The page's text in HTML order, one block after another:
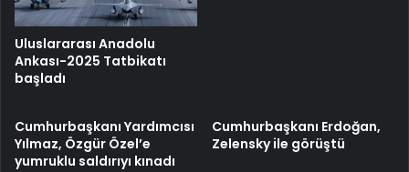
Uluslararası Anadolu
Ankası-2025 Tatbikatı
başladı
Cumhurbaşkanı Yardımcısı
Yılmaz, Özgür Özel’e
yumruklu saldırıyı kınadı
Cumhurbaşkanı Erdoğan,
Zelensky ile görüştü